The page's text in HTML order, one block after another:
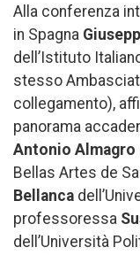
Alla conferenza
in Spagna
dell’Istituto
stesso
collegamento),
panorama
Antonio Almagro
Bellas Artes de
Bellanca
professoressa
dell’Università